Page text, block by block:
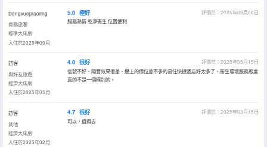
Dongxuepiaoling
商務旅客
標準大床房
入住於2025年09月
5.0 極好
評價於：2025年09月06日
服務熱情 乾淨衞生 位置便利
訪客
與好友旅遊
經濟大床房
入住於2025年05月
4.0 很好
評價於：2025年05月15日
信號不好、隔音效果很差、邊上的價位差不多的易住快捷酒店好太多了、衞生環境服務態度
真的不是一個極別的。
訪客
其他
經濟大床房
入住於2025年02月
4.7 很好
評價於：2025年03月15日
可以，值得去